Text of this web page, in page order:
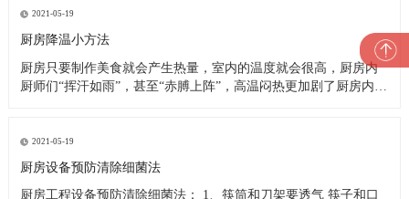
2021-05-19
厨房降温小方法
厨房只要制作美食就会产生热量，室内的温度就会很高，厨房内
厨师们“挥汗如雨”，甚至“赤膊上阵”，高温闷热更加剧了厨房内的
热，严重影响厨师们的身心健康，大大降低了他们的工作效率及
工作热情
2021-05-19
厨房设备预防清除细菌法
厨房工程设备预防清除细菌法： 1、筷筒和刀架要透气 筷子和口